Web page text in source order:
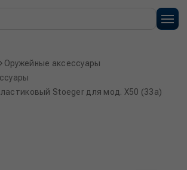
Оружейные аксессуары
Stoeger для мод. X50 (33a)